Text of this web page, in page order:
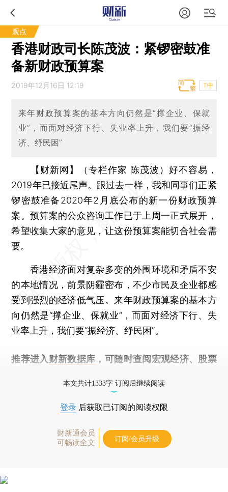
观点
香港财政司长陈茂波：紧锣密鼓准
备新财政预算案
2019年12月16日 12:19 T中
来年财政预算案的基本方向仍然是“撑企业、保就
业”，而面对经济下行、失业率上升，我们要“振经
济、纾民困”
【财新网】（专栏作家 陈茂波） 好不容易，
2019年已接近尾声。跟过去一样，我和同事们正紧
锣密鼓准备2020年2月底公布的新一份财政预算
案。预算案的公众咨询工作已于上周一正式展开，
希望收集大家的意见，让这份预算案能切合社会需
要。
香港经济面对复杂多变的外围环境和矛盾不安
的本地情况，前景阴霾密布，不少市民及企业都感
受到强烈的经济低气压。来年财政预算案的基本方
向仍然是“撑企业、保就业”，而面对经济下行、失
业率上升，我们要“振经济、纾民困”。
推荐进入 财新数据库 ，可随时查阅宏观经济、股票
本文共计1333字 订阅后继续阅读
登录 后获取已订阅的阅读权限
财新通会员
可畅读全文
订阅/会员升级